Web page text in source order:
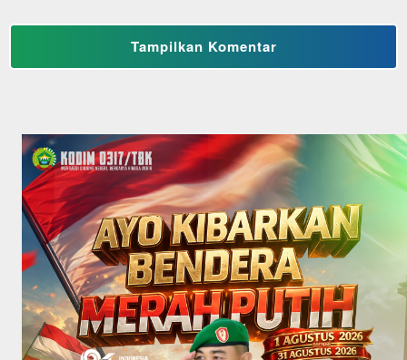
Tampilkan Komentar